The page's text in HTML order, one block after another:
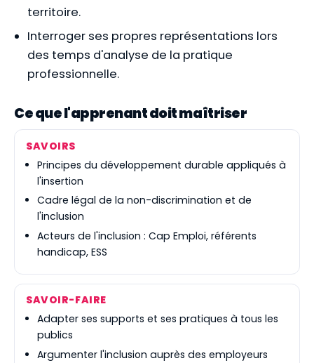
territoire.
Interroger ses propres représentations lors
des temps d'analyse de la pratique
professionnelle.
Ce que l'apprenant doit maîtriser
SAVOIRS
Principes du développement durable appliqués à
l'insertion
Cadre légal de la non-discrimination et de
l'inclusion
Acteurs de l'inclusion : Cap Emploi, référents
handicap, ESS
SAVOIR-FAIRE
Adapter ses supports et ses pratiques à tous les
publics
Argumenter l'inclusion auprès des employeurs